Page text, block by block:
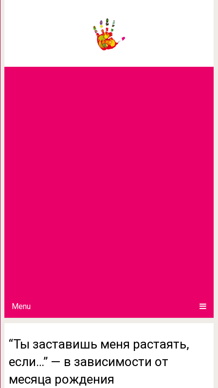
Menu
“Ты заставишь меня растаять,
если…” — в зависимости от
месяца рождения